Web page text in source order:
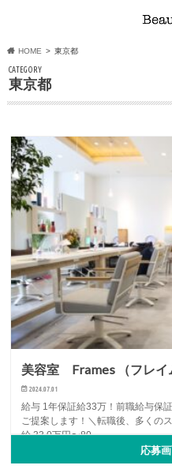
HOME 東京都
CATEGORY
東京都
美容室 Frames （フレイ
2024.07.01
給与 1年保証給33万！前職給与保
ご提案します！＼転職後、多くの
給 33.0万円〜80…
アルバイト・
応募